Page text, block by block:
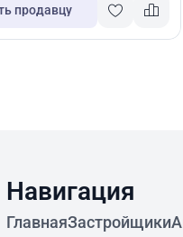
продавцу
Навигация
ГлавнаяЗастройщики